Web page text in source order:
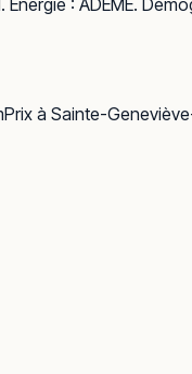
. Énergie : ADEME.
Prix à Sainte-